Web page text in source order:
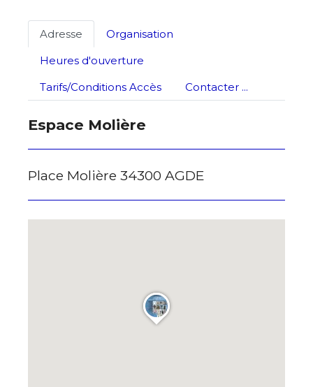
Adresse
Organisation
Heures d'ouverture
Tarifs/Conditions Accès
Contacter ...
Espace Molière
Place Molière 34300 AGDE